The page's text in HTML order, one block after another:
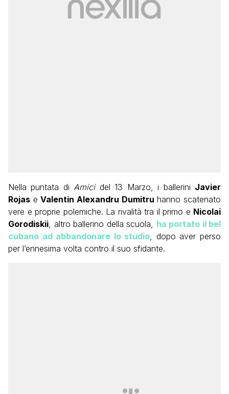
Nella puntata diAmici del 13 Marzo, i ballerini Javier
Rojas eValentin Alexandru Dumitru hanno scatenato
vere e proprie polemiche. La rivalità tra il primo e Nicolai
Gorodiskii, altro ballerino della scuola, ha portato il bel
cubano ad abbandonare lo studio, dopo aver perso
per l’ennesima volta contro il suo sfidante.